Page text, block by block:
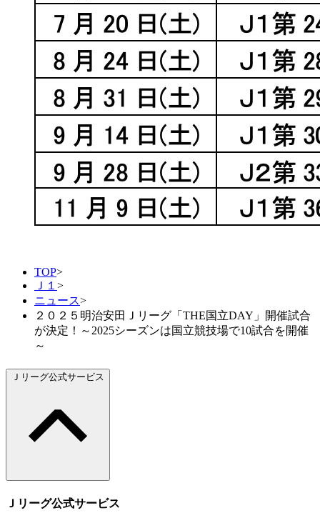
TOP>
Ｊ１ >
ニュース>
２０２５明治安田Ｊリーグ「THE国立DAY」開催試合
が決定！～2025シーズンは国立競技場で10試合を開催
～
Ｊリーグ公式サービス
Ｊリーグ公式サービス